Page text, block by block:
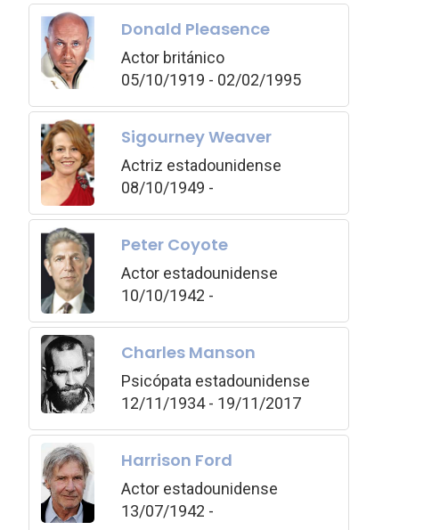
Donald Pleasence
Actor británico
05/10/1919 - 02/02/1995
Sigourney Weaver
Actriz estadounidense
08/10/1949 -
Peter Coyote
Actor estadounidense
10/10/1942 -
Charles Manson
Psicópata estadounidense
12/11/1934 - 19/11/2017
Harrison Ford
Actor estadounidense
13/07/1942 -